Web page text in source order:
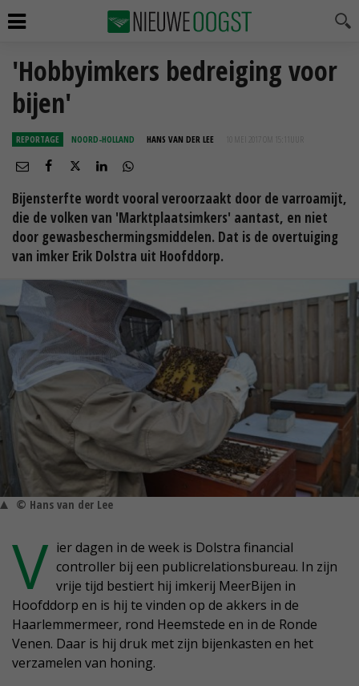
'Hobbyimkers bedreiging voor
bijen'
REPORTAGE NOORD-HOLLAND HANS VAN DER LEE 10 MEI 2017 OM 15:11
Bijensterfte wordt vooral veroorzaakt door de varroamijt,
die de volken van 'Marktplaatsimkers' aantast, en niet
door gewasbeschermingsmiddelen. Dat is de overtuiging
van imker Erik Dolstra uit Hoofddorp.
© Hans van der Lee
V ier dagen in de week is Dolstra financial
controller bij een publicrelationsbureau. In zijn
vrije tijd bestiert hij imkerij MeerBijen in
Hoofddorp en is hij te vinden op de akkers in de
Haarlemmermeer, rond Heemstede en in de Ronde
Venen. Daar is hij druk met zijn bijenkasten en het
verzamelen van honing.